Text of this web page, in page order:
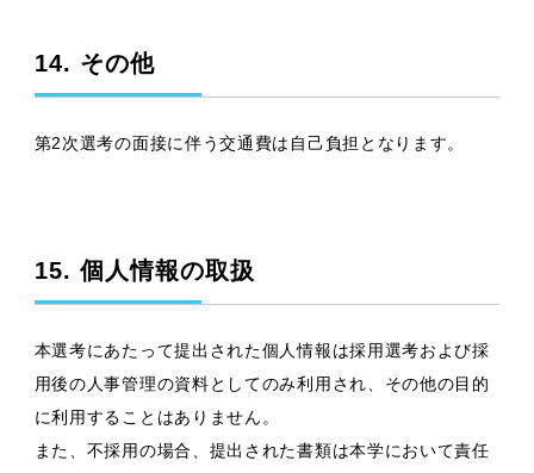
14. その他
第2次選考の面接に伴う交通費は自己負担となります。
15. 個人情報の取扱
本選考にあたって提出された個人情報は採用選考および採
用後の人事管理の資料としてのみ利用され、その他の目的
に利用することはありません。
また、不採用の場合、提出された書類は本学において責任